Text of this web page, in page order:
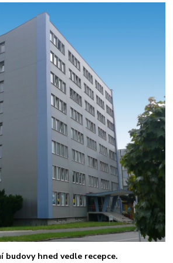
budovy hned vedle recepce.